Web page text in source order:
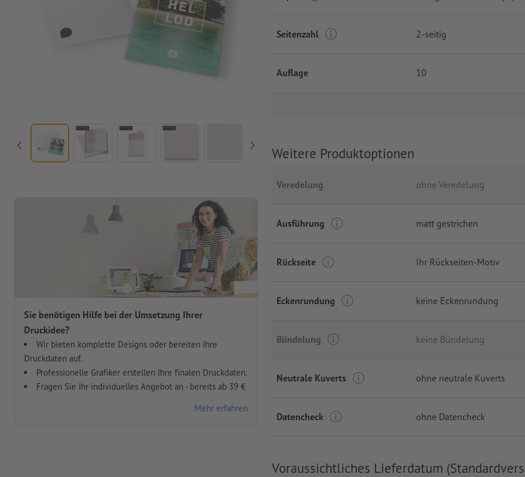
Sie benötigen Hilfe bei der Umsetzung Ihrer
Druckidee?
Wir bieten komplette Designs oder bereiten Ihre
Druckdaten auf.
Professionelle Grafiker erstellen Ihre finalen Druckdaten.
Fragen Sie Ihr individuelles Angebot an - bereits ab 39 €
Mehr erfahren
Seitenzahl 2-seitig
Auflage 10
Weitere Produktoptionen
Veredelung ohne Veredelung
Ausführung matt gestrichen
Rückseite Ihr Rückseiten-Motiv
Eckenrundung keine Eckenrundung
Bündelung keine Bündelung
Neutrale Kuverts ohne neutrale Kuverts
Datencheck ohne Datencheck
Voraussichtliches Lieferdatum